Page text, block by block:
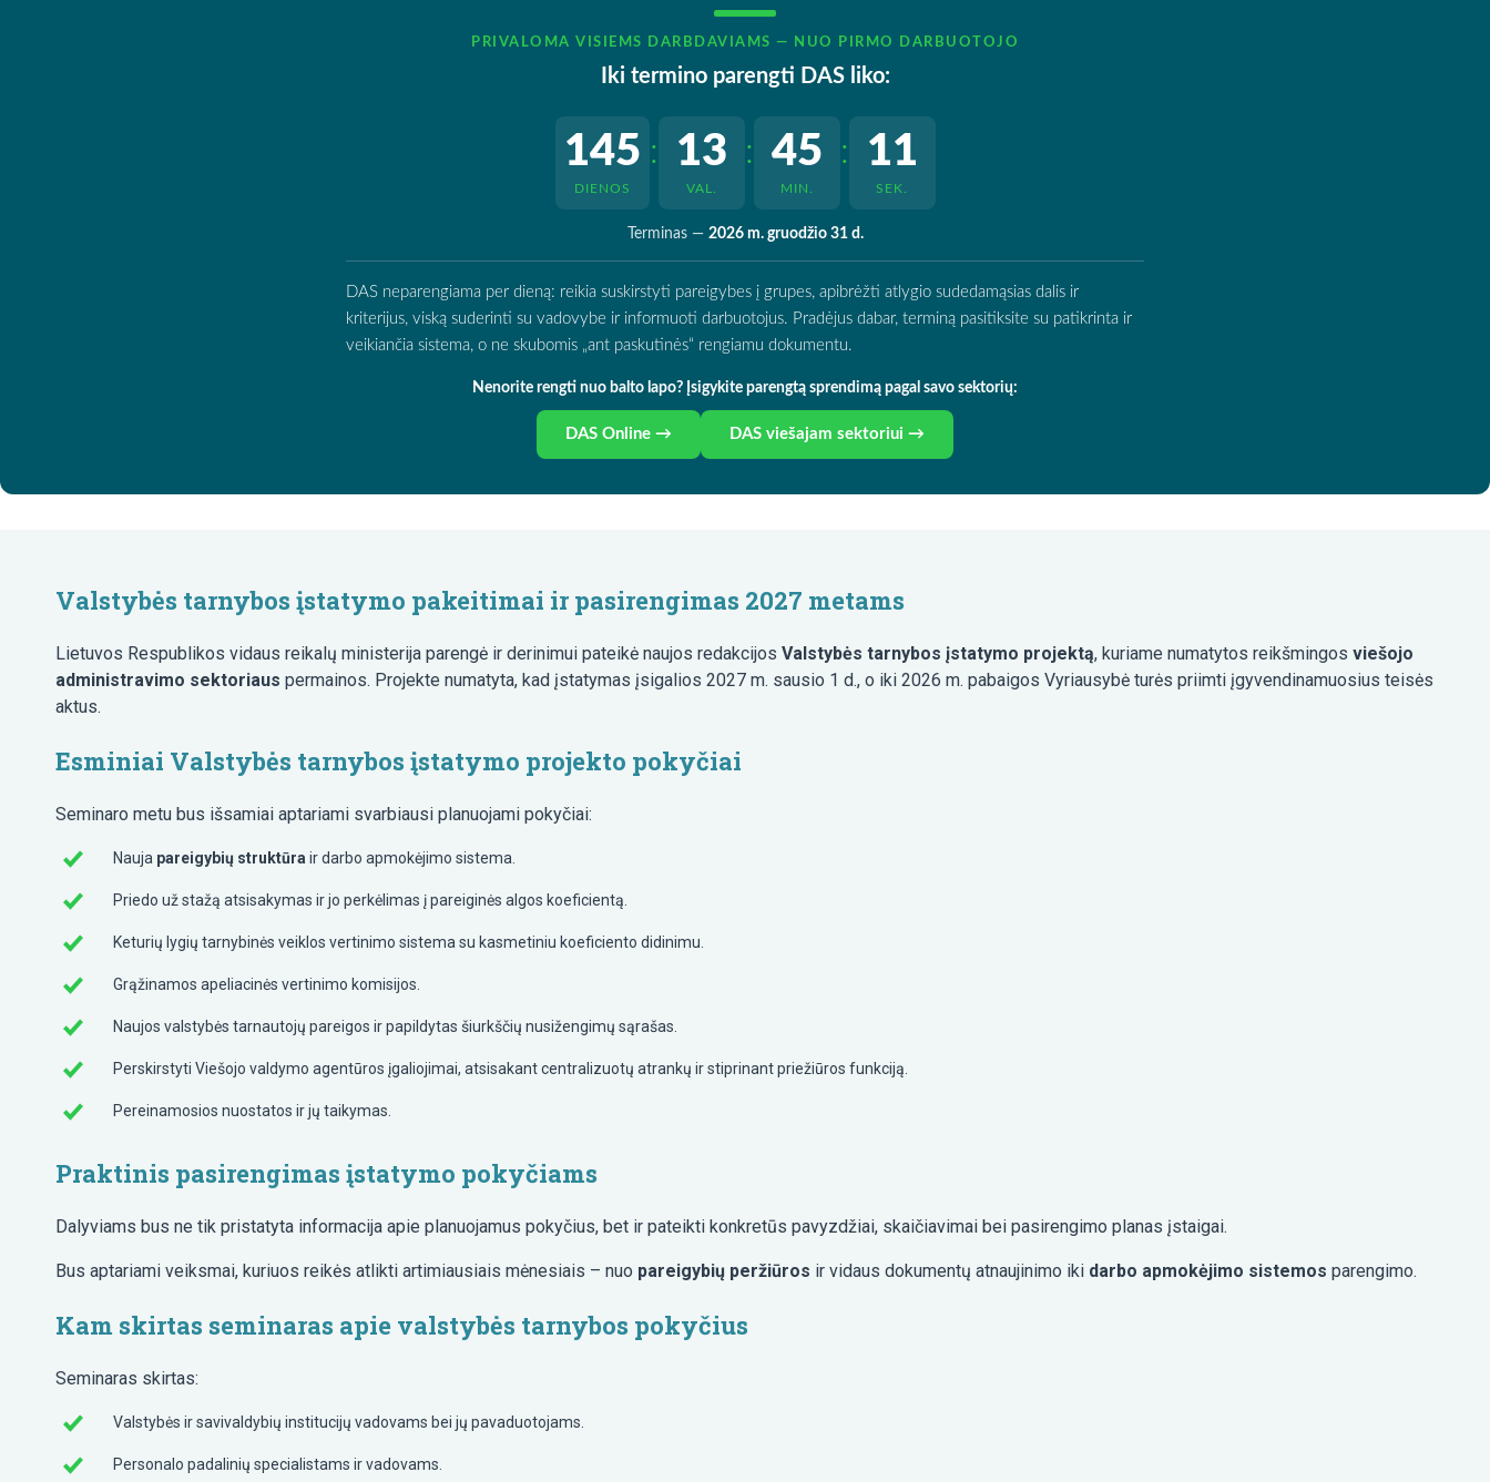
PRIVALOMA VISIEMS DARBDAVIAMS — NUO PIRMO DARBUOTOJO
Iki termino parengti DAS liko:
145
DIENOS
: 13
VAL.
: 45
MIN.
: 10
SEK.
Terminas — 2026 m. gruodžio 31 d.
DAS neparengiama per dieną: reikia suskirstyti pareigybes į grupes, apibrėžti atlygio sudedamąsias dalis ir
kriterijus, viską suderinti su vadovybe ir informuoti darbuotojus. Pradėjus dabar, terminą pasitiksite su patikrinta ir
veikiančia sistema, o ne skubomis „ant paskutinės“ rengiamu dokumentu.
Nenorite rengti nuo balto lapo? Įsigykite parengtą sprendimą pagal savo sektorių:
DAS Online → DAS viešajam sektoriui →
Valstybės tarnybos įstatymo pakeitimai ir pasirengimas 2027 metams
Lietuvos Respublikos vidaus reikalų ministerija parengė ir derinimui pateikė naujos redakcijos Valstybės tarnybos įstatymo projektą, kuriame numatytos reikšmingos viešojo
administravimo sektoriaus permainos. Projekte numatyta, kad įstatymas įsigalios 2027 m. sausio 1 d., o iki 2026 m. pabaigos Vyriausybė turės priimti įgyvendinamuosius teisės
aktus.
Esminiai Valstybės tarnybos įstatymo projekto pokyčiai
Seminaro metu bus išsamiai aptariami svarbiausi planuojami pokyčiai:
Nauja pareigybių struktūra ir darbo apmokėjimo sistema.
Priedo už stažą atsisakymas ir jo perkėlimas į pareiginės algos koeficientą.
Keturių lygių tarnybinės veiklos vertinimo sistema su kasmetiniu koeficiento didinimu.
Grąžinamos apeliacinės vertinimo komisijos.
Naujos valstybės tarnautojų pareigos ir papildytas šiurkščių nusižengimų sąrašas.
Perskirstyti Viešojo valdymo agentūros įgaliojimai, atsisakant centralizuotų atrankų ir stiprinant priežiūros funkciją.
Pereinamosios nuostatos ir jų taikymas.
Praktinis pasirengimas įstatymo pokyčiams
Dalyviams bus ne tik pristatyta informacija apie planuojamus pokyčius, bet ir pateikti konkretūs pavyzdžiai, skaičiavimai bei pasirengimo planas įstaigai.
Bus aptariami veiksmai, kuriuos reikės atlikti artimiausiais mėnesiais – nuo pareigybių peržiūros ir vidaus dokumentų atnaujinimo iki darbo apmokėjimo sistemos parengimo.
Kam skirtas seminaras apie valstybės tarnybos pokyčius
Seminaras skirtas:
Valstybės ir savivaldybių institucijų vadovams bei jų pavaduotojams.
Personalo padalinių specialistams ir vadovams.